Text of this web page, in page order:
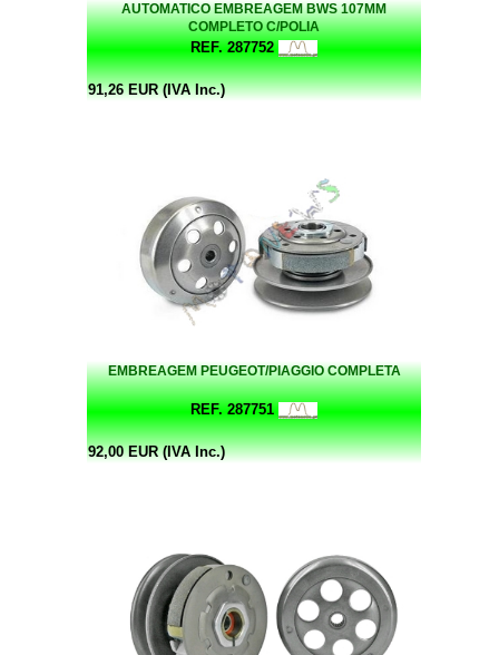
AUTOMATICO EMBREAGEM BWS 107MM
COMPLETO C/POLIA
REF. 287752
91,26 EUR (IVA Inc.)
EMBREAGEM PEUGEOT/PIAGGIO COMPLETA
REF. 287751
92,00 EUR (IVA Inc.)